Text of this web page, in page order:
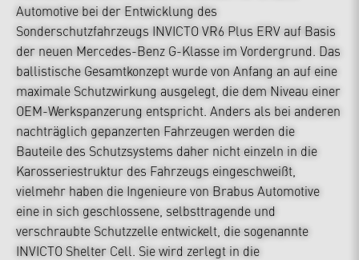
Automotive bei der Entwicklung des
Sonderschutzfahrzeugs INVICTO VR6 Plus ERV auf Basis
der neuen Mercedes-Benz G-Klasse im Vordergrund. Das
ballistische Gesamtkonzept wurde von Anfang an auf eine
maximale Schutzwirkung ausgelegt, die dem Niveau einer
OEM-Werkspanzerung entspricht. Anders als bei anderen
nachträglich gepanzerten Fahrzeugen werden die
Bauteile des Schutzsystems daher nicht einzeln in die
Karosseriestruktur des Fahrzeugs eingeschweißt,
vielmehr haben die Ingenieure von Brabus Automotive
eine in sich geschlossene, selbsttragende und
verschraubte Schutzzelle entwickelt, die sogenannte
INVICTO Shelter Cell. Sie wird zerlegt in die